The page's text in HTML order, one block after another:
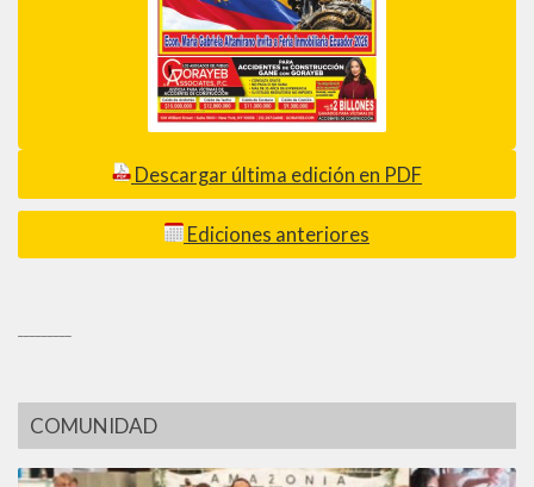
Descargar última edición en PDF
Ediciones anteriores
COMUNIDAD